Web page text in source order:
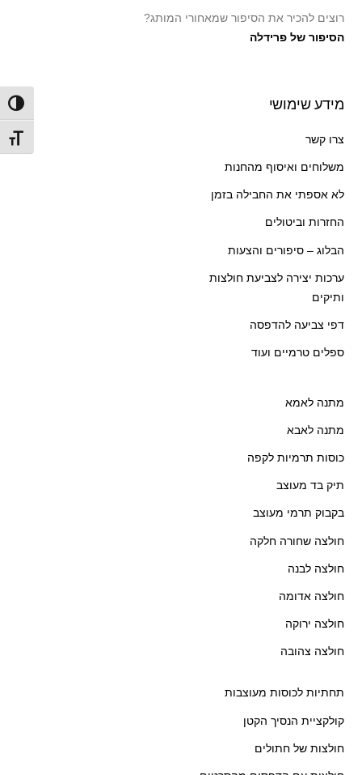
מתג
רוצים להכיר את הסיפור שמאחורי המותג?
הסיפור של פרידלה
מידע שימושי
צרו קשר
משלוחים ואיסוף מהחנות
לא אספתי את החבילה בזמן
החזרות וביטולים
הבלוג – סיפורים והצעות
ערכות יצירה לצביעת חולצות
ותיקים
דפי צביעה להדפסה
ספלים טרמיים ועוד
מתנה לאמא
מתנה לאבא
כוסות תרמיות לקפה
תיק בד מעוצב
בקבוק תרמי מעוצב
חולצה שחורה חלקה
חולצה לבנה
חולצה אדומה
חולצה ירוקה
חולצה צהובה
תחתיות לכוסות מעוצבות
קולקציית הנסיך הקטן
חולצות של חתולים